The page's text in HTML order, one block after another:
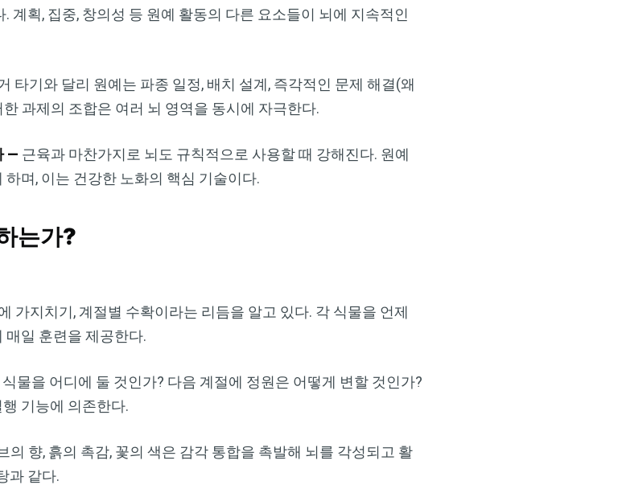
계획, 집중, 창의성 등 원예 활동의 다른 요소들이 뇌에 지속적인
타기와 달리 원예는 파종 일정, 배치 설계, 즉각적인 문제 해결(왜
과제의 조합은 여러 뇌 영역을 동시에 자극한다.
— 근육과 마찬가지로 뇌도 규칙적으로 사용할 때 강해진다. 원예
며, 이는 건강한 노화의 핵심 기술이다.
는가?
가지치기, 계절별 수확이라는 리듬을 알고 있다. 각 식물을 언제
일 훈련을 제공한다.
물을 어디에 둘 것인가? 다음 계절에 정원은 어떻게 변할 것인가?
기능에 의존한다.
의 향, 흙의 촉감, 꽃의 색은 감각 통합을 촉발해 뇌를 각성되고 활
과 같다.
의 자연 건강 뉴스레터를 무
료로 구독하세요
정보 감시 없는 제대로 된 자연 건강 정보를 자유
개인정보 보호 정책 보기